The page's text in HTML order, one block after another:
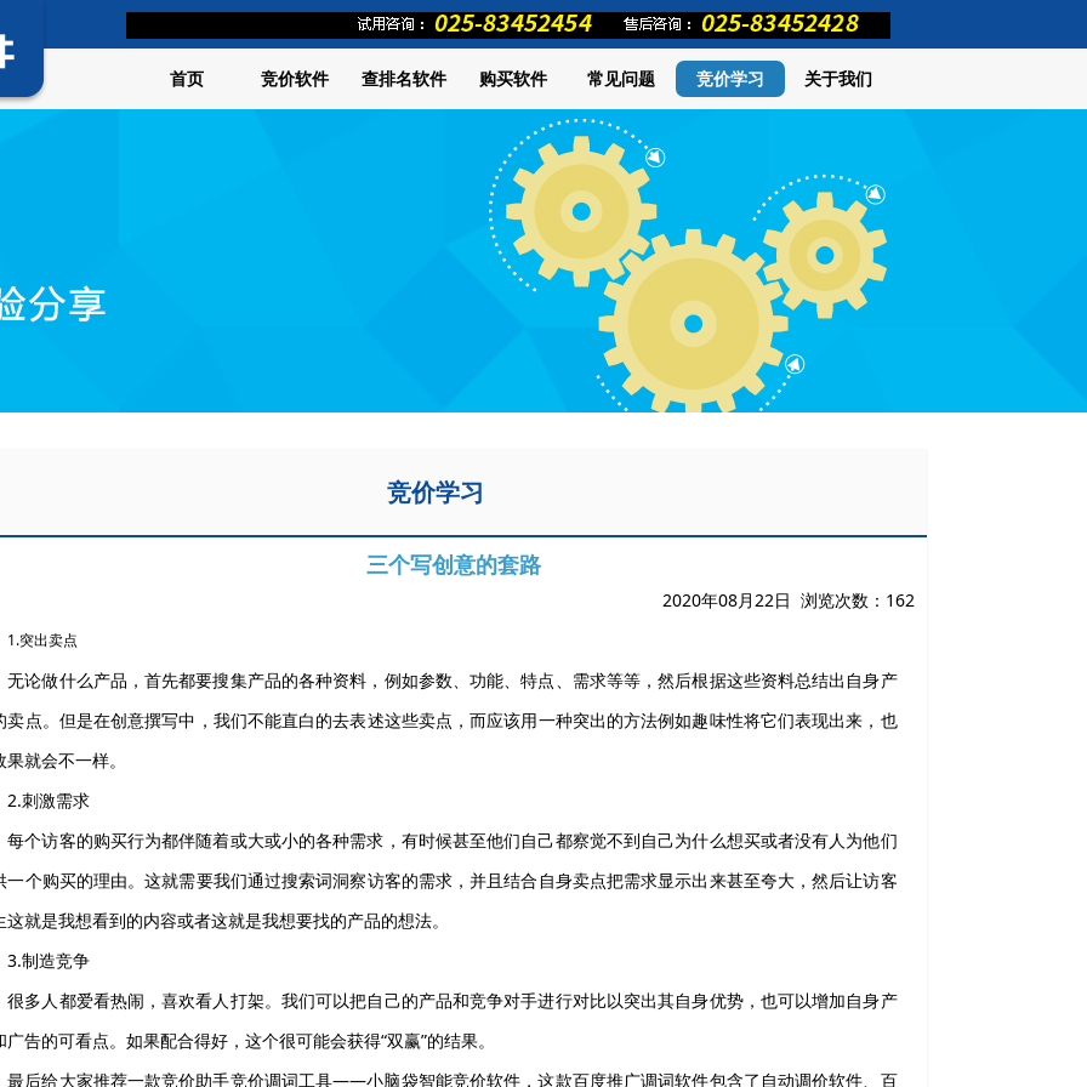
首页 竞价软件 查排名软件 购买软件 常见问题 竞价学习 关于我们
竞价学习
三个写创意的套路
2020年08月22日 浏览次数： 162
1.突出卖点
无论做什么产品，首先都要搜集产品的各种资料，例如参数、功能、特点、需求等等，然后根据这些资料总结出自身产
卖点。但是在创意撰写中，我们不能直白的去表述这些卖点，而应该用一种突出的方法例如趣味性将它们表现出来，也
果就会不一样。
2.刺激需求
每个访客的购买行为都伴随着或大或小的各种需求，有时候甚至他们自己都察觉不到自己为什么想买或者没有人为他们
一个购买的理由。这就需要我们通过搜索词洞察访客的需求，并且结合自身卖点把需求显示出来甚至夸大，然后让访客
这就是我想看到的内容或者这就是我想要找的产品的想法。
3.制造竞争
很多人都爱看热闹，喜欢看人打架。我们可以把自己的产品和竞争对手进行对比以突出其自身优势，也可以增加自身产
广告的可看点。如果配合得好，这个很可能会获得“双赢”的结果。
最后给大家推荐一款竞价助手竞价调词工具——小脑袋智能竞价软件，这款百度推广调词软件包含了自动调价软件、百